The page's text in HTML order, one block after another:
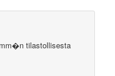
tilastollisesta